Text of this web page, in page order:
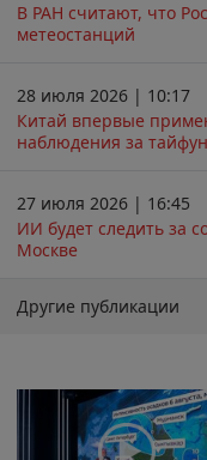
В РАН считают, что
метеостанций
28 июля 2026 | 10:17
Китай впервые
наблюдения за
27 июля 2026 | 16:45
ИИ будет следить за
Москве
Другие публикации